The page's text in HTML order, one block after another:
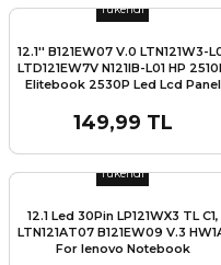
Tükendi
12.1'' B121EW07 V.0 LTN121W3-
LTD121EW7V N121IB-L01 HP
Elitebook 2530P Led Lcd Panel
149,99 TL
Tükendi
12.1 Led 30Pin LP121WX3 TL C1,
LTN121AT07 B121EW09 V.3
For lenovo Notebook